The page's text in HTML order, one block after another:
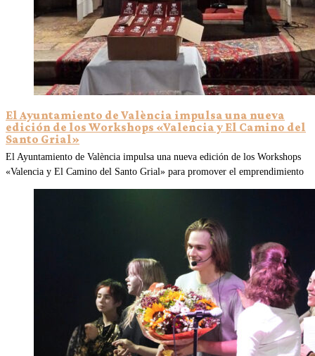
El Ayuntamiento de València impulsa una nueva
edición de los Workshops «Valencia y El Camino del
Santo Grial»
El Ayuntamiento de València impulsa una nueva edición de los Workshops
«Valencia y El Camino del Santo Grial» para promover el emprendimiento